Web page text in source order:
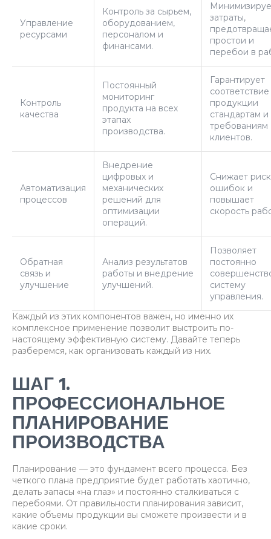
Управление
ресурсами
Контроль за сырьем,
оборудованием,
персоналом и
финансами.
затраты,
простои и
перебои в
Контроль
качества
Постоянный
мониторинг
продукта на всех
этапах
производства.
Гарантирует
соответствие
продукции
стандартам и
требованиям
клиентов.
Автоматизация
процессов
Внедрение
цифровых и
механических
решений для
оптимизации
операций.
Снижает риск
ошибок и
повышает
скорость
Обратная
связь и
улучшение
Анализ результатов
работы и внедрение
улучшений.
Позволяет
постоянно
систему
управления.
Каждый из этих компонентов важен, но именно их
комплексное применение позволит выстроить по-
настоящему эффективную систему. Давайте теперь
разберемся, как организовать каждый из них.
ШАГ 1.
ПРОФЕССИОНАЛЬНОЕ
ПЛАНИРОВАНИЕ
ПРОИЗВОДСТВА
Планирование — это фундамент всего процесса. Без
четкого плана предприятие будет работать хаотично,
делать запасы «на глаз» и постоянно сталкиваться с
перебоями. От правильности планирования зависит,
какие объемы продукции вы сможете произвести и в
какие сроки.